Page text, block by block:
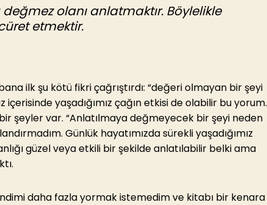
olanı anlatmaktır. Böylelikle
etmektir.
ilk şu kötü fikri çağrıştırdı: “değeri olmayan bir şeyi
yaşadığımız çağın etkisi de olabilir bu yorum.
şeyler var. “Anlatılmaya değmeyecek bir şeyi neden
Günlük hayatımızda sürekli yaşadığımız
güzel veya etkili bir şekilde anlatılabilir belki ama
daha fazla yormak istemedim ve kitabı bir kenara